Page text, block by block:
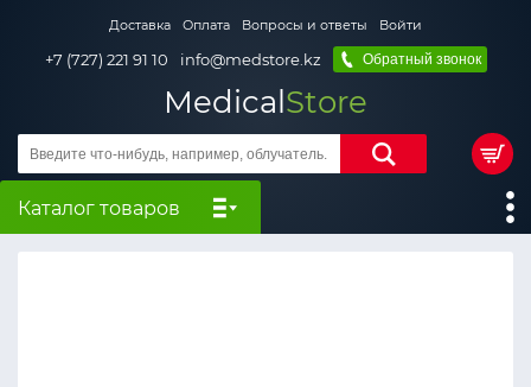
Доставка Оплата Вопросы и ответы Войти
+7 (727) 221 91 10 info@medstore.kz Обратный звонок
MedicalStore
Каталог товаров